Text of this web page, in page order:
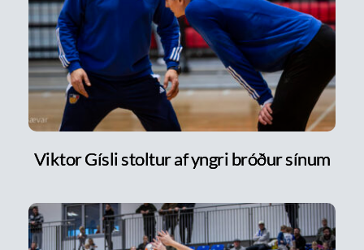
Viktor Gísli stoltur af yngri bróður sínum